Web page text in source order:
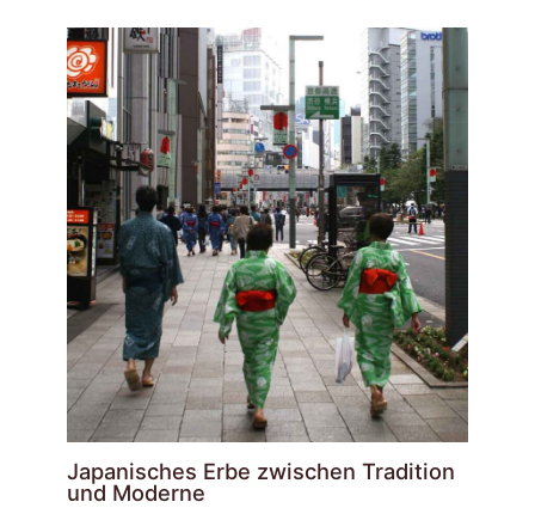
Japanisches Erbe zwischen Tradition
und Moderne